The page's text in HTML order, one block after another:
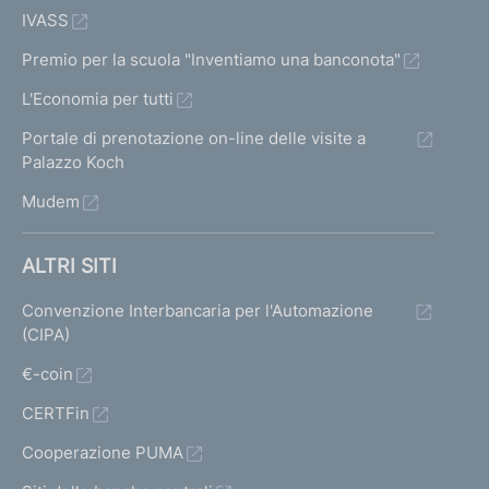
IVASS
Premio per la scuola "Inventiamo una banconota"
L'Economia per tutti
Portale di prenotazione on-line delle visite a
Palazzo Koch
Mudem
ALTRI SITI
Convenzione Interbancaria per l'Automazione
(CIPA)
€-coin
CERTFin
Cooperazione PUMA